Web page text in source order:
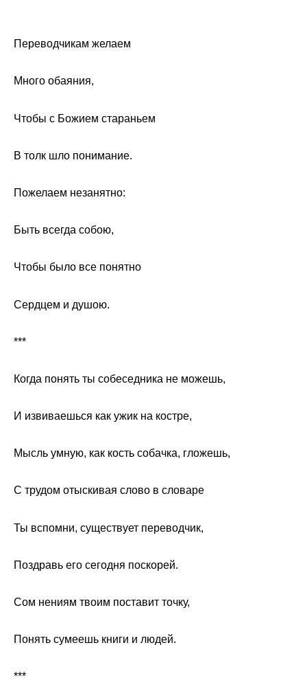
Переводчикам желаем
Много обаяния,
Чтобы с Божием стараньем
В толк шло понимание.
Пожелаем незанятно:
Быть всегда собою,
Чтобы было все понятно
Сердцем и душою.
***
Когда понять ты собеседника не можешь,
И извиваешься как ужик на костре,
Мысль умную, как кость собачка, гложешь,
С трудом отыскивая слово в словаре
Ты вспомни, существует переводчик,
Поздравь его сегодня поскорей.
Сом нениям твоим поставит точку,
Понять сумеешь книги и людей.
***